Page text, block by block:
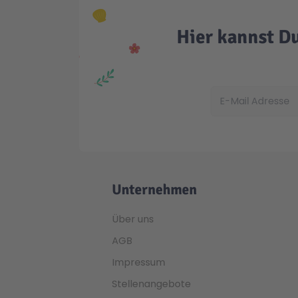
Hier kannst
Unternehmen
Über uns
AGB
Impressum
Stellenangebote